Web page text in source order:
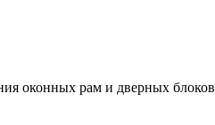
оконных рам и дверных блоков